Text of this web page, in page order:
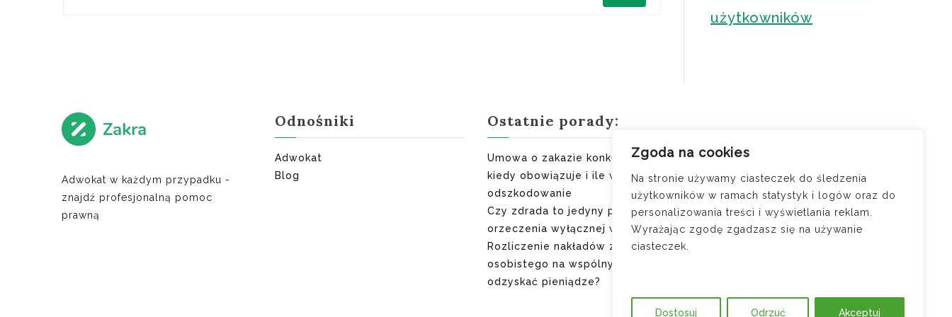
Zgoda na cookies
Na stronie używamy ciasteczek do śledzenia
użytkowników w ramach statystyk i logów oraz do
personalizowania treści i wyświetlania reklam.
Wyrażając zgodę zgadzasz się na używanie
ciasteczek.
Dostosuj Odrzuć Akceptuj
użytkowników
Adwokat w każdym przypadku -
znajdź profesjonalną pomoc
prawną
Odnośniki
Adwokat
Blog
Ostatnie porady:
Umowa o zakazie konkurencji —
kiedy obowiązuje i ile wynosi
odszkodowanie
Czy zdrada to jedyny powód do
orzeczenia wyłącznej winy?
Rozliczenie nakładów z majątku
osobistego na wspólny dom – jak
odzyskać pieniądze?